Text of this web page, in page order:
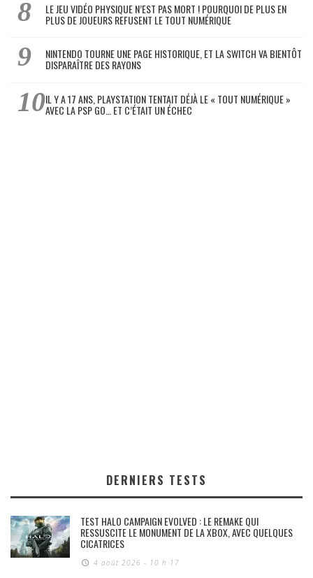
LE JEU VIDÉO PHYSIQUE N’EST PAS MORT ! POURQUOI DE PLUS EN
PLUS DE JOUEURS REFUSENT LE TOUT NUMÉRIQUE
NINTENDO TOURNE UNE PAGE HISTORIQUE, ET LA SWITCH VA BIENTÔT
DISPARAÎTRE DES RAYONS
IL Y A 17 ANS, PLAYSTATION TENTAIT DÉJÀ LE « TOUT NUMÉRIQUE »
AVEC LA PSP GO… ET C’ÉTAIT UN ÉCHEC
DERNIERS TESTS
TEST HALO CAMPAIGN EVOLVED : LE REMAKE QUI
RESSUSCITE LE MONUMENT DE LA XBOX, AVEC QUELQUES
CICATRICES
4 août 2026 - 10 h 17